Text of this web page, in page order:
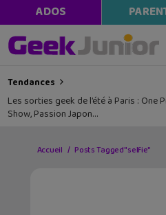
ADOS
Tendances
Les sorties geek de l’été à Paris : One
Show, Passion Japon…
Accueil Posts Tagged "selfie"